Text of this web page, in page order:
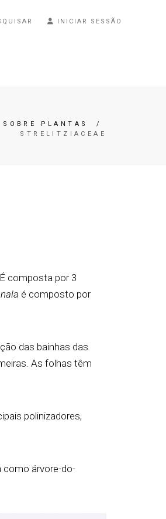
INICIAR SESSÃO
SOBRE PLANTAS
/
STRELITZIACEAE
composta por 3
é composto por
das bainhas das
As folhas têm
polinizadores,
como árvore-do-